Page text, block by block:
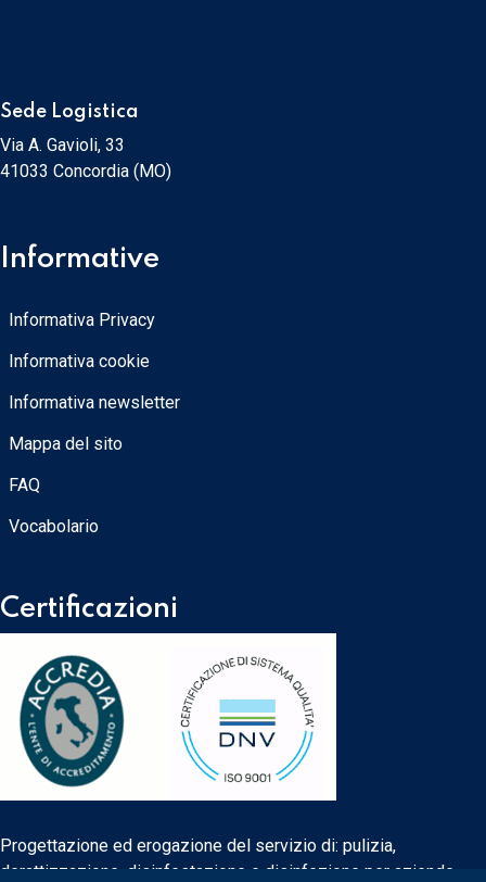
Sede Logistica
Via A. Gavioli, 33
41033 Concordia (MO)
Informative
Informativa Privacy
Informativa cookie
Informativa newsletter
Mappa del sito
FAQ
Vocabolario
Certificazioni
Progettazione ed erogazione del servizio di: pulizia,
derattizzazione, disinfestazione e disinfezione per aziende